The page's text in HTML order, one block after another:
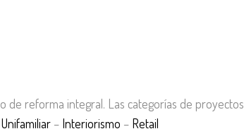
de reforma integral. Las categorías de proyectos
– Interiorismo – Retail